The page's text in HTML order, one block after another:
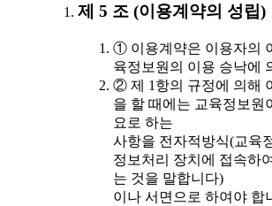
제 5 조 (이용계약의 성립)
① 이용계약은 이용자의
육정보원의 이용 승낙에
② 제 1항의 규정에 의해
을 할 때에는 교육정보원
요로 하는
사항을 전자적방식(교육
정보처리 장치에 접속하
는 것을 말합니다)
이나 서면으로 하여야 합